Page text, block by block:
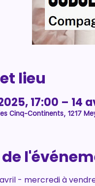
lieu
17:00 – 14
Cinq-Continents, 1217
avril - mercredi à